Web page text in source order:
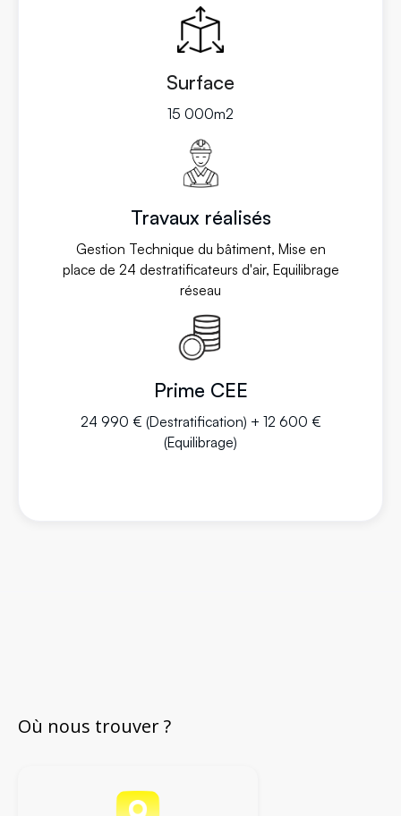
Surface
15 000m2
Travaux réalisés
Gestion Technique du bâtiment, Mise en
place de 24 destratificateurs d'air, Equilibrage
réseau
Prime CEE
24 990 € (Destratification) + 12 600 €
(Equilibrage)
Où nous trouver ?